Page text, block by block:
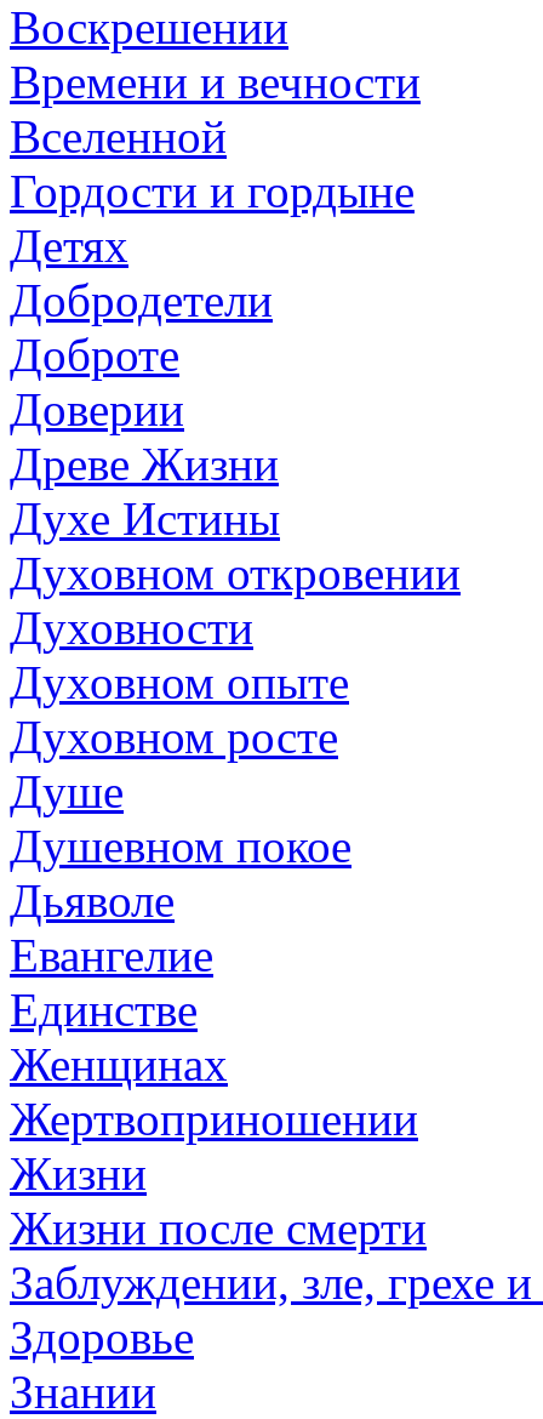
Воскрешении
Времени и вечности
Вселенной
Гордости и гордыне
Детях
Добродетели
Доброте
Доверии
Древе Жизни
Духе Истины
Духовном откровении
Духовности
Духовном опыте
Духовном росте
Душе
Душевном покое
Дьяволе
Евангелие
Единстве
Женщинах
Жертвоприношении
Жизни
Жизни после смерти
Заблуждении, зле, грехе
Здоровье
Знании